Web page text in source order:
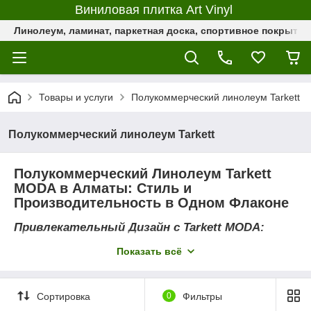
Виниловая плитка Art Vinyl
Линолеум, ламинат, паркетная доска, спортивное
Товары и услуги Полукоммерческий линолеум Tarkett
Полукоммерческий линолеум Tarkett
Полукоммерческий Линолеум Tarkett
MODA в Алматы: Стиль и
Производительность в Одном Флаконе
Привлекательный Дизайн с Tarkett MODA:
Tarkett MODA предлагает привлекательные дизайны,
ее идеальным выбором для тех, кто ценит визуальное
восприятие в коммерческих и домашних помещениях.
Показать всё
Сортировка 0 Фильтры